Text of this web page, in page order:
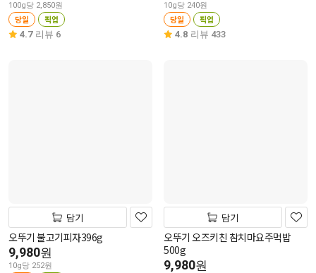
100g당 2,850원
당일 픽업
4.7 리뷰 6
10g당 240원
당일 픽업
4.8 리뷰 433
담기
오뚜기 불고기피자396g
9,980원
10g당 252원
담기
오뚜기 오즈키친 참치마요주먹밥
500g
9,980원